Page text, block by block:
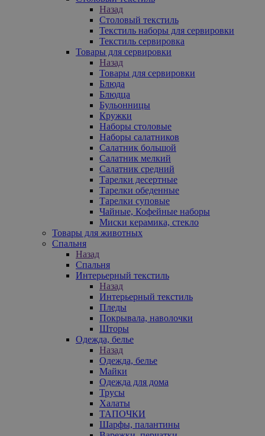
Назад
Столовый текстиль
Текстиль наборы для сервировки
Текстиль сервировка
Товары для сервировки
Назад
Товары для сервировки
Блюда
Блюдца
Бульонницы
Кружки
Наборы столовые
Наборы салатников
Салатник большой
Салатник мелкий
Салатник средний
Тарелки десертные
Тарелки обеденные
Тарелки суповые
Чайные, Кофейные наборы
Миски керамика, стекло
Товары для животных
Спальня
Назад
Спальня
Интерьерный текстиль
Назад
Интерьерный текстиль
Пледы
Покрывала, наволочки
Шторы
Одежда, белье
Назад
Одежда, белье
Майки
Одежда для дома
Трусы
Халаты
ТАПОЧКИ
Шарфы, палантины